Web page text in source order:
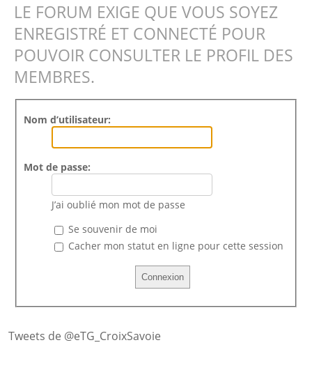
LE FORUM EXIGE QUE VOUS SOYEZ
ENREGISTRÉ ET CONNECTÉ POUR
POUVOIR CONSULTER LE PROFIL DES
MEMBRES.
Nom d’utilisateur:
Mot de passe:
J’ai oublié mon mot de passe
Se souvenir de moi
Cacher mon statut en ligne pour cette session
Tweets de @eTG_CroixSavoie